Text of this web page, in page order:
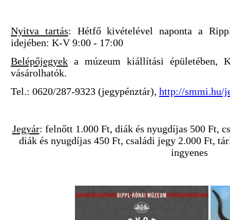
Nyitva tartás: Hétfő kivételével naponta a
idejében: K-V 9:00 - 17:00
Belépőjegyek a múzeum kiállítási épületében,
vásárolhatók.
Tel.: 0620/287-9323 (jegypénztár), http://smmi.hu/
Jegyár: felnőtt 1.000 Ft, diák és nyugdíjas 500 Ft,
diák és nyugdíjas 450 Ft, családi jegy 2.000 Ft,
ingyenes